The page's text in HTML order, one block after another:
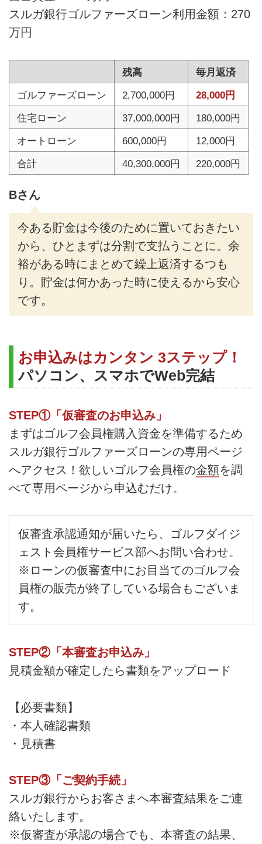
スルガ銀行ゴルファーズローン利用金額：270
万円
残高
毎月返済
ゴルファーズローン
2,700,000円
28,000円
住宅ローン
37,000,000円
180,000円
オートローン
600,000円
12,000円
合計
40,300,000円 220,000円
Bさん
今ある貯金は今後のために置いておきたい
から、ひとまずは分割で支払うことに。余
裕がある時にまとめて繰上返済するつも
り。貯金は何かあった時に使えるから安心
です。
お申込みはカンタン 3ステップ！
パソコン、スマホでWeb完結
STEP①「仮審査のお申込み」
まずはゴルフ会員権購入資金を準備するため
スルガ銀行ゴルファーズローンの専用ページ
へアクセス！欲しいゴルフ会員権の金額を調
べて専用ページから申込むだけ。
仮審査承認通知が届いたら、ゴルフダイジ
ェスト会員権サービス部へお問い合わせ。
※ローンの仮審査中にお目当てのゴルフ会
員権の販売が終了している場合もございま
す。
STEP②「本審査お申込み」
見積金額が確定したら書類をアップロード
【必要書類】
・本人確認書類
・見積書
STEP③「ご契約手続」
スルガ銀行からお客さまへ本審査結果をご連
絡いたします。
※仮審査が承認の場合でも、本審査の結果、